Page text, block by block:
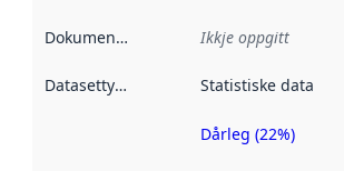
Dokumentasjon Ikkje oppgitt
Datasettype Statistiske data
Metadatakvalitet
Dårleg (22%)